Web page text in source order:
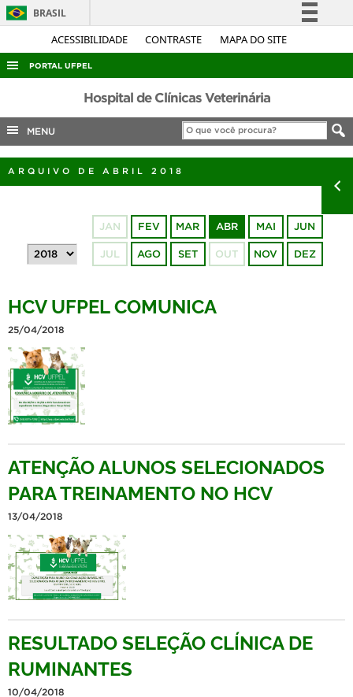
ACESSIBILIDADE CONTRASTE MAPA DO SITE
BRASIL
Simplifique!
Legislação
Canais
PORTAL UFPEL
ACESSO À INFORMAÇÃO
AUDITORIA
COBALTO
CONCURSOS
OUVIDORIA
TELEFONES
Hospital de Clínicas Veterinária
MENU
ARQUIVO DE ABRIL 2018
JAN FEV MAR ABR MAI JUN
JUL AGO SET OUT NOV DEZ
HCV UFPEL COMUNICA
25/04/2018
ATENÇÃO ALUNOS SELECIONADOS
PARA TREINAMENTO NO HCV
13/04/2018
RESULTADO SELEÇÃO CLÍNICA DE
RUMINANTES
10/04/2018